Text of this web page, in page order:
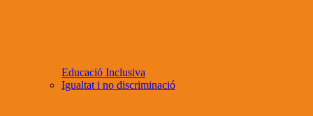
Educació Inclusiva
Igualtat i no discriminació